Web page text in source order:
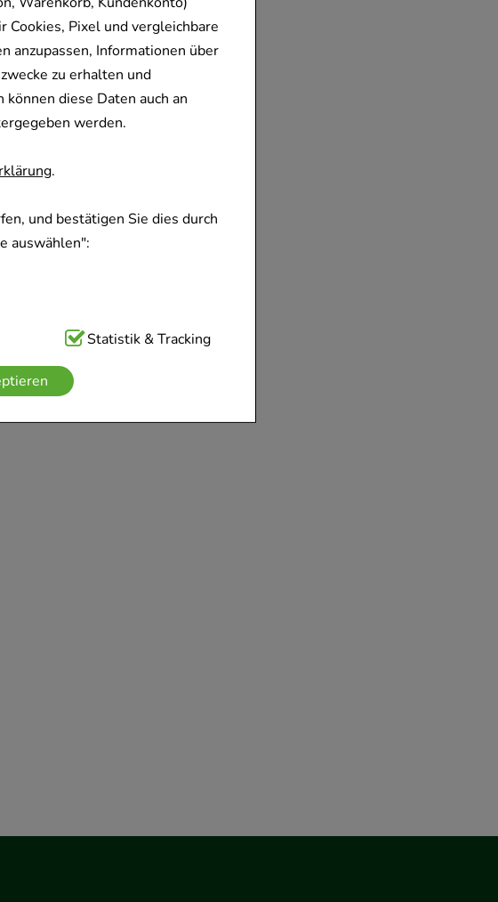
Cookies, Pixel und vergleichbare
anzupassen, Informationen über
zu erhalten und
diese Daten auch an
werden.
.
und bestätigen Sie dies durch
auswählen":
Grundfunktionen unserer
weshalb auf diese nicht
Statistik & Tracking